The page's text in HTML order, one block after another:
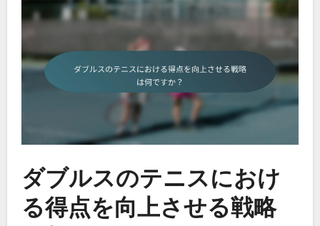
ダブルスのテニスにおけ
る得点を向上させる戦略